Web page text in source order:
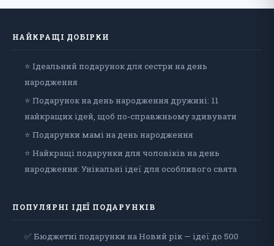
НАЙКРАЩІ ДОБІРКИ
⭐ Ідеальний подарунок для сестри на день
народження
⭐ Подарунок на день народження дружині: 11
найкращих ідей, щоб по-справжньому здивувати
⭐ Подарунки мамі на день народження
⭐ Найкращі подарунки для чоловіків на день
народження: Унікальні ідеї для особливого свята
ПОПУЛЯРНІ ІДЕЇ ПОДАРУНКІВ
✅ Бюджетні подарунки на Новий рік — ідеї до 500